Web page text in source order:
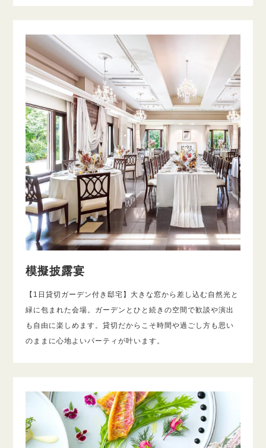
模擬披露宴
【1日貸切ガーデン付き邸宅】大きな窓から差し込む自然光と
緑に包まれた会場。ガーデンとひと続きの空間で歓談や演出
も自由に楽しめます。貸切だからこそ時間や過ごし方も思い
のままに心地よいパーティが叶います。